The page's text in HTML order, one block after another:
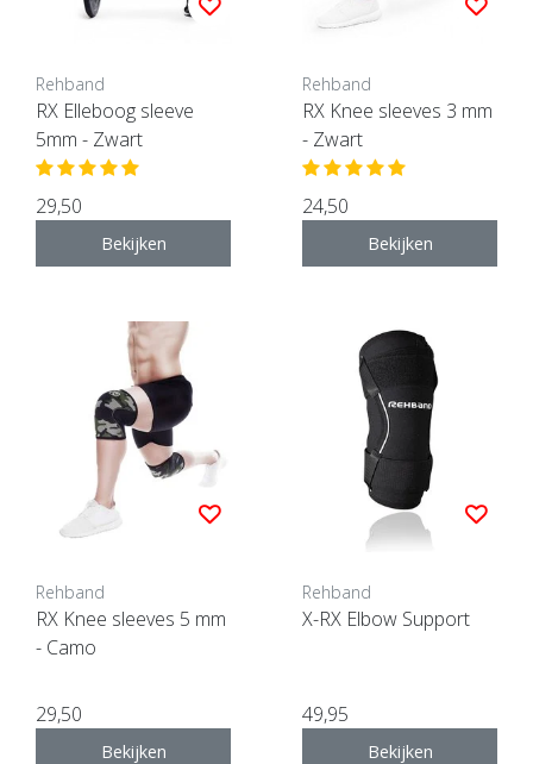
Rehband
RX Elleboog sleeve
5mm - Zwart
29,50
Bekijken
Rehband
RX Knee sleeves 3 mm
- Zwart
24,50
Bekijken
Rehband
RX Knee sleeves 5 mm
- Camo
29,50
Bekijken
Rehband
X-RX Elbow Support
49,95
Bekijken